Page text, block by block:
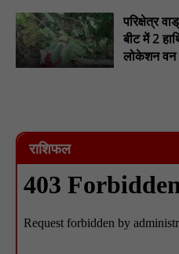
परिक्षेत्र
बीट में 2
लोकेशन वन
राशिफल